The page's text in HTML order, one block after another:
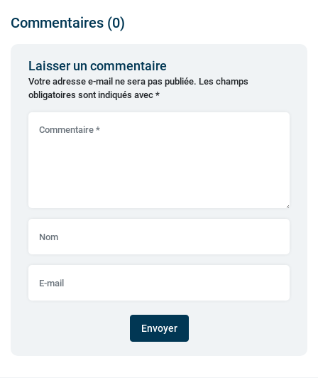
Commentaires (0)
Laisser un commentaire
Votre adresse e-mail ne sera pas publiée. Les champs
obligatoires sont indiqués avec *
Envoyer